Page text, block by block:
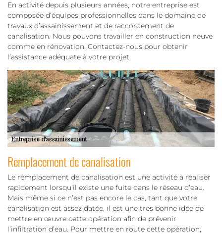
En activité depuis plusieurs années, notre entreprise est
composée d’équipes professionnelles dans le domaine de
travaux d’assainissement et de raccordement de
canalisation. Nous pouvons travailler en construction neuve
comme en rénovation. Contactez-nous pour obtenir
l’assistance adéquate à votre projet.
Remplacement de canalisation
Le remplacement de canalisation est une activité à réaliser
rapidement lorsqu’il existe une fuite dans le réseau d’eau.
Mais même si ce n’est pas encore le cas, tant que votre
canalisation est assez datée, il est une très bonne idée de
mettre en œuvre cette opération afin de prévenir
l’infiltration d’eau. Pour mettre en route cette opération,